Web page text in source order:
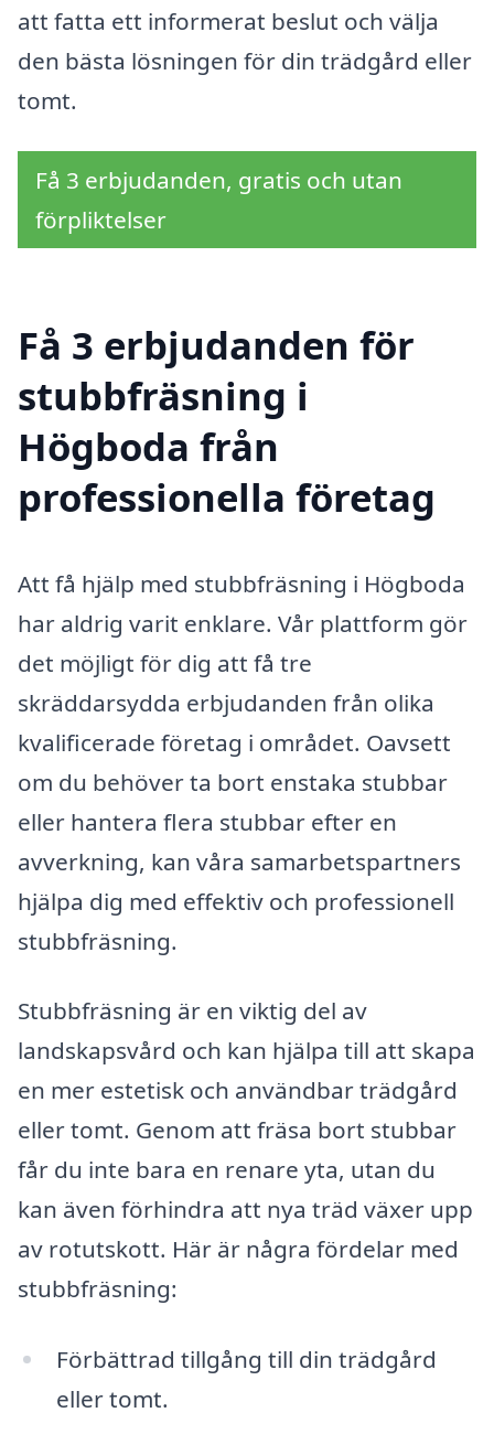
att fatta ett informerat beslut och välja
den bästa lösningen för din trädgård eller
tomt.
Få 3 erbjudanden, gratis och utan
förpliktelser
Få 3 erbjudanden för
stubbfräsning i
Högboda från
professionella företag
Att få hjälp med stubbfräsning i Högboda
har aldrig varit enklare. Vår plattform gör
det möjligt för dig att få tre
skräddarsydda erbjudanden från olika
kvalificerade företag i området. Oavsett
om du behöver ta bort enstaka stubbar
eller hantera flera stubbar efter en
avverkning, kan våra samarbetspartners
hjälpa dig med effektiv och professionell
stubbfräsning.
Stubbfräsning är en viktig del av
landskapsvård och kan hjälpa till att skapa
en mer estetisk och användbar trädgård
eller tomt. Genom att fräsa bort stubbar
får du inte bara en renare yta, utan du
kan även förhindra att nya träd växer upp
av rotutskott. Här är några fördelar med
stubbfräsning:
Förbättrad tillgång till din trädgård
eller tomt.